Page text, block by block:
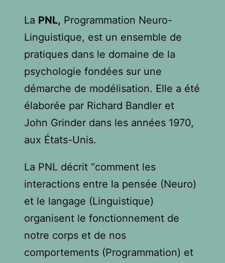
La PNL, Programmation Neuro-
Linguistique, est un ensemble de
pratiques dans le domaine de la
psychologie fondées sur une
démarche de modélisation. Elle a été
élaborée par Richard Bandler et
John Grinder dans les années 1970,
aux États-Unis.
La PNL décrit “comment les
interactions entre la pensée (Neuro)
et le langage (Linguistique)
organisent le fonctionnement de
notre corps et de nos
comportements (Programmation) et